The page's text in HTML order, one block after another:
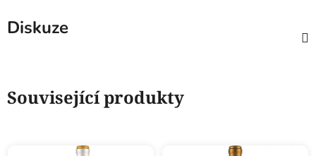
Diskuze
Související produkty